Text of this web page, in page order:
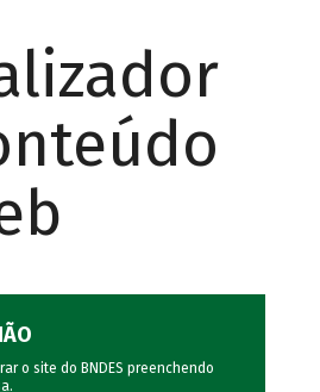
o site do BNDES preenchendo
.